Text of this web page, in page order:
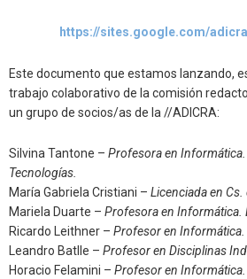
https://sites.google.com/
Este documento que estamos lanzando,
trabajo colaborativo de la comisión
un grupo de socios/as de la //ADICRA:
Silvina Tantone – Profesora en
Tecnologías.
María Gabriela Cristiani – Licenciada en Cs.
Mariela Duarte – Profesora en Informática.
Ricardo Leithner – Profesor en Informática.
Leandro Batlle – Profesor en Disciplinas
Horacio Felamini – Profesor en Informática.